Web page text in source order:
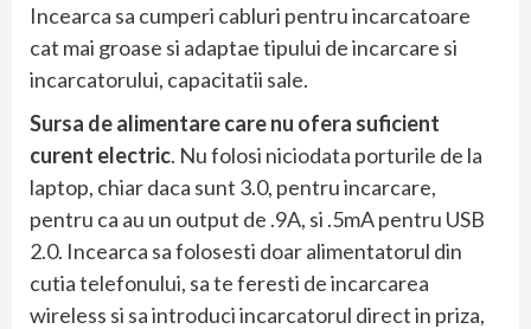
Incearca sa cumperi cabluri pentru incarcatoare
cat mai groase si adaptae tipului de incarcare si
incarcatorului, capacitatii sale.
Sursa de alimentare care nu ofera suficient
curent electric. Nu folosi niciodata porturile de la
laptop, chiar daca sunt 3.0, pentru incarcare,
pentru ca au un output de .9A, si .5mA pentru USB
2.0. Incearca sa folosesti doar alimentatorul din
cutia telefonului, sa te feresti de incarcarea
wireless si sa introduci incarcatorul direct in priza,